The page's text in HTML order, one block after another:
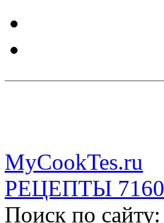
MyCookTes.ru
РЕЦЕПТЫ 7160
Поиск по сайту: